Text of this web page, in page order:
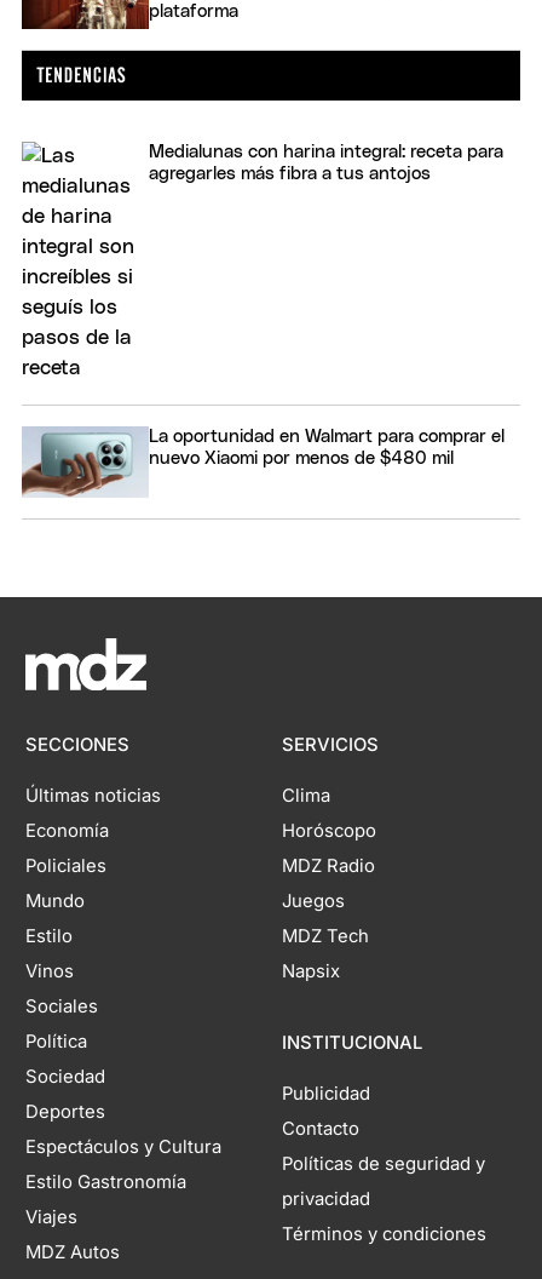
plataforma
Medialunas con harina integral: receta para
agregarles más fibra a tus antojos
La oportunidad en Walmart para comprar el
nuevo Xiaomi por menos de $480 mil
SECCIONES
Últimas noticias
Economía
Policiales
Mundo
Estilo
Vinos
Sociales
Política
Sociedad
Deportes
Espectáculos y Cultura
Estilo Gastronomía
Viajes
MDZ Autos
SERVICIOS
Clima
Horóscopo
MDZ Radio
Juegos
MDZ Tech
Napsix
INSTITUCIONAL
Publicidad
Contacto
Políticas de seguridad y
privacidad
Términos y condiciones